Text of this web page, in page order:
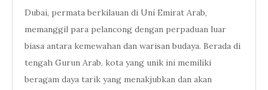
Dubai, permata berkilauan di Uni Emirat Arab,
memanggil para pelancong dengan perpaduan luar
biasa antara kemewahan dan warisan budaya. Berada di
tengah Gurun Arab, kota yang unik ini memiliki
beragam daya tarik yang menakjubkan dan akan